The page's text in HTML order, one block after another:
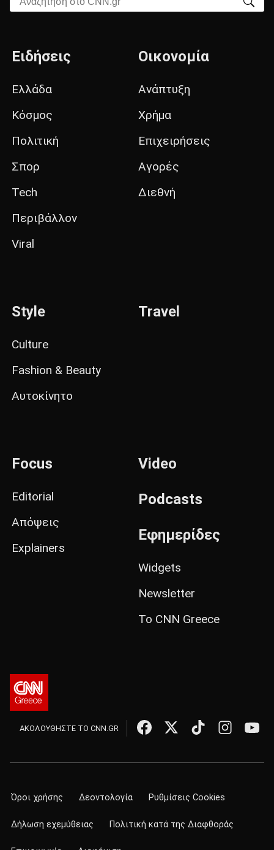
Ειδήσεις
Ελλάδα
Κόσμος
Πολιτική
Σπορ
Tech
Περιβάλλον
Viral
Οικονομία
Ανάπτυξη
Χρήμα
Επιχειρήσεις
Αγορές
Διεθνή
Style
Culture
Fashion & Beauty
Αυτοκίνητο
Travel
Focus
Editorial
Απόψεις
Explainers
Video
Podcasts
Εφημερίδες
Widgets
Newsletter
Το CNN Greece
ΑΚΟΛΟΥΘΗΣΤΕ ΤΟ CNN.GR
Όροι χρήσης Δεοντολογία Ρυθμίσεις Cookies
Δήλωση εχεμύθειας Πολιτική κατά της Διαφθοράς